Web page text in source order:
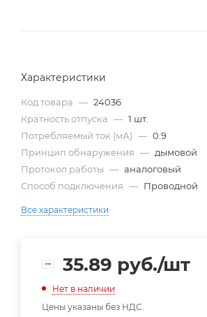
Характеристики
Код товара — 24036
Кратность отпуска — 1 шт.
Потребляемый ток (мА) — 0.9
Принцип обнаружения — дымовой
Протокол работы — аналоговый
Способ подключения — Проводной
Все характеристики
35.89 руб./шт
Нет в наличии
Цены указаны без НДС.